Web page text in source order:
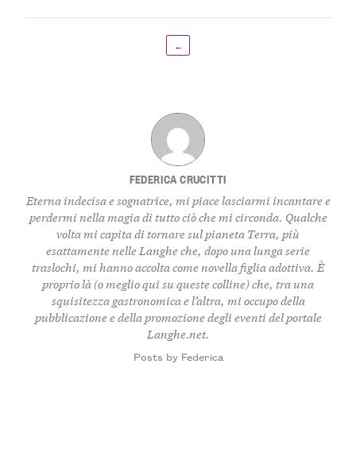
←
FEDERICA CRUCITTI
Eterna indecisa e sognatrice, mi piace lasciarmi incantare e
perdermi nella magia di tutto ciò che mi circonda. Qualche
volta mi capita di tornare sul pianeta Terra, più
esattamente nelle Langhe che, dopo una lunga serie
traslochi, mi hanno accolta come novella figlia adottiva. È
proprio là (o meglio qui su queste colline) che, tra una
squisitezza gastronomica e l’altra, mi occupo della
pubblicazione e della promozione degli eventi del portale
Langhe.net.
Posts by Federica